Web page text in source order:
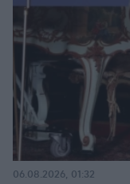
06.08.2026, 01:32